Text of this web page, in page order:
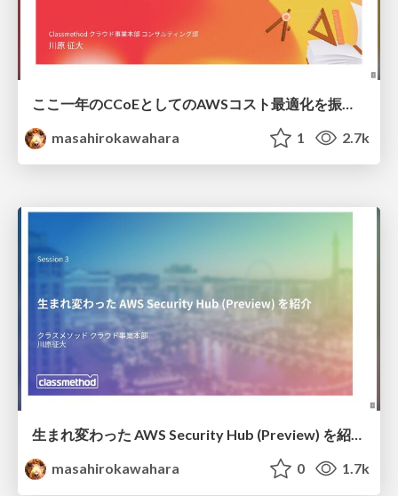
masahirokawahara
1 2.7k
生まれ変わった AWS Security Hub (Preview) を紹介 #reInforce_osaka / reInforce New Security Hub
masahirokawahara
0 1.7k